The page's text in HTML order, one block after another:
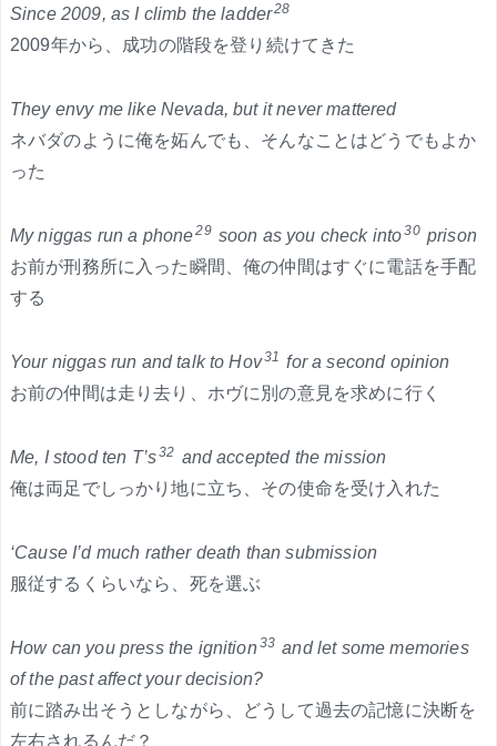
Since 2009, as I climb the ladder28
2009年から、成功の階段を登り続けてきた
They envy me like Nevada, but it never mattered
ネバダのように俺を妬んでも、そんなことはどうでもよか
った
My niggas run a phone29 soon as you check into30 prison
お前が刑務所に入った瞬間、俺の仲間はすぐに電話を手配
する
Your niggas run and talk to Hov31 for a second opinion
お前の仲間は走り去り、ホヴに別の意見を求めに行く
Me, I stood ten T’s32 and accepted the mission
俺は両足でしっかり地に立ち、その使命を受け入れた
‘Cause I’d much rather death than submission
服従するくらいなら、死を選ぶ
How can you press the ignition33 and let some memories
of the past affect your decision?
前に踏み出そうとしながら、どうして過去の記憶に決断を
左右されるんだ？